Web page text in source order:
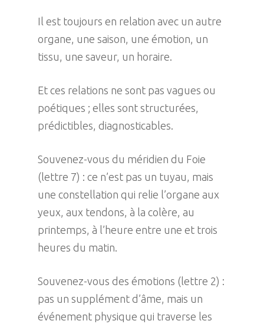
Il est toujours en relation avec un autre
organe, une saison, une émotion, un
tissu, une saveur, un horaire.
Et ces relations ne sont pas vagues ou
poétiques ; elles sont structurées,
prédictibles, diagnosticables.
Souvenez-vous du méridien du Foie
(lettre 7) : ce n’est pas un tuyau, mais
une constellation qui relie l’organe aux
yeux, aux tendons, à la colère, au
printemps, à l’heure entre une et trois
heures du matin.
Souvenez-vous des émotions (lettre 2) :
pas un supplément d’âme, mais un
événement physique qui traverse les